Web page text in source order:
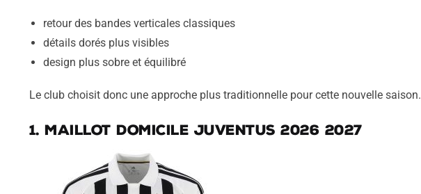
retour des bandes verticales classiques
détails dorés plus visibles
design plus sobre et équilibré
Le club choisit donc une approche plus traditionnelle pour cette nouvelle saison.
1. Maillot domicile Juventus 2026 2027